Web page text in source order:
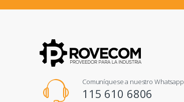
Comuníquese a nuestro Whatsapp
115 610 6806